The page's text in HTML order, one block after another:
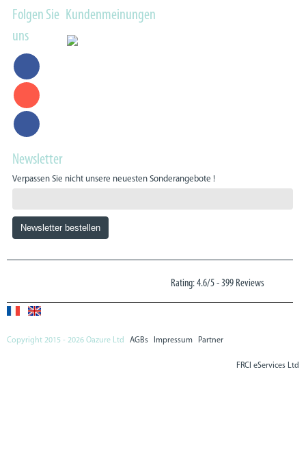
Folgen Sie
uns
Kundenmeinungen
Newsletter
Verpassen Sie nicht unsere neuesten Sonderangebote !
Rating: 4.6/5-399 Reviews
Copyright 2015 - 2026 Oazure Ltd AGBs Impressum Partner
FRCI eServices Ltd